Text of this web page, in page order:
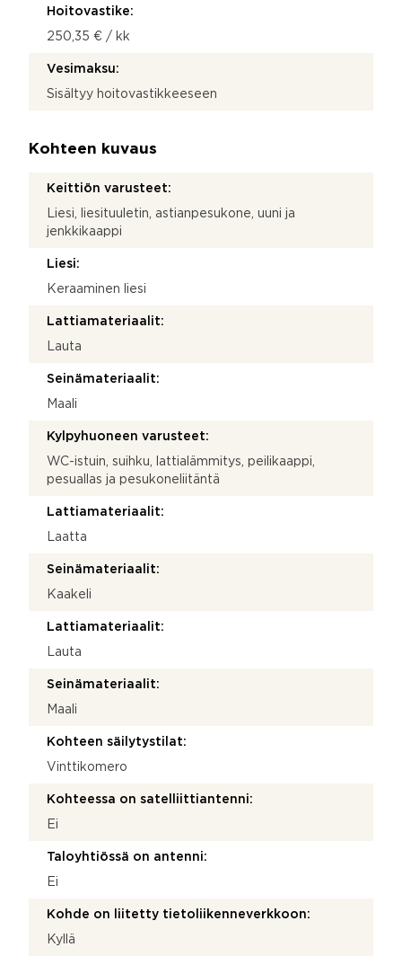
Hoitovastike:
250,35 € / kk
Vesimaksu:
Sisältyy hoitovastikkeeseen
Kohteen kuvaus
Keittiön varusteet:
Liesi, liesituuletin, astianpesukone, uuni ja
jenkkikaappi
Liesi:
Keraaminen liesi
Lattiamateriaalit:
Lauta
Seinämateriaalit:
Maali
Kylpyhuoneen varusteet:
WC-istuin, suihku, lattialämmitys, peilikaappi,
pesuallas ja pesukoneliitäntä
Lattiamateriaalit:
Laatta
Seinämateriaalit:
Kaakeli
Lattiamateriaalit:
Lauta
Seinämateriaalit:
Maali
Kohteen säilytystilat:
Vinttikomero
Kohteessa on satelliittiantenni:
Ei
Taloyhtiössä on antenni:
Ei
Kohde on liitetty tietoliikenneverkkoon:
Kyllä